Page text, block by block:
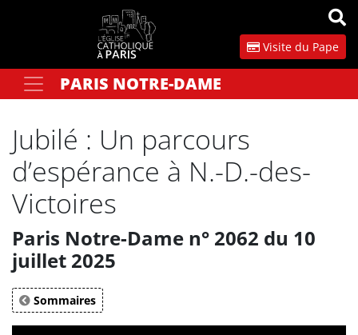
Visite du Pape
Votre recherchePARIS NOTRE-DAME
Jubilé : Un parcours
d’espérance à N.-D.-des-
Victoires
Paris Notre-Dame n° 2062 du 10
juillet 2025
Sommaires
Panneau de gestion des cookies